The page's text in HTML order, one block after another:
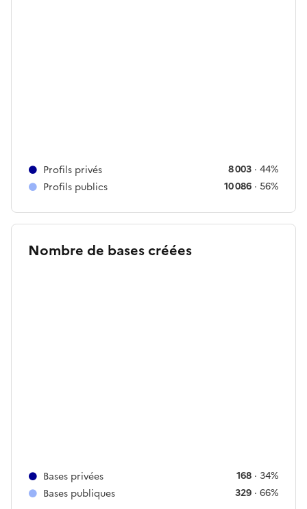
Profils privés 8 003 · 44%
Profils publics
10 086 · 56%
Nombre de bases créées
Bases privées 168 · 34%
Bases publiques
329 · 66%